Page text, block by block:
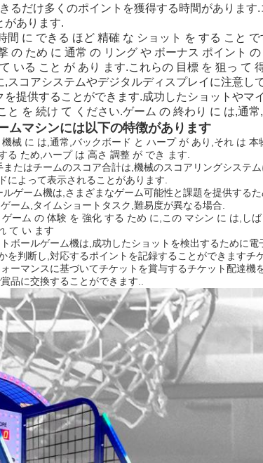
るだけ多くのポイントを獲得する時間がありま
があります.
間 に できる ほど 精確 な ショット を する こと で
の ため に 通常 の リング や ボーナス ポイント
いる こと が あり ます.これらの 目標 を 狙っ て
スコアシステムやデジタルディスプレイに注意し
提供することができます.成功したショットやマ
と を 続け て ください.ゲーム の 終わり に は,通
ムマシンには以下の特徴があります
械 に は,通常,バックボード と ハープ が あり,それ は
る ため,ハープ は 高さ 調整 が でき ます.
たはチームのスコア合計は,機械のスコアリングシステ
によって表示されることがあります.
ゲーム機は,さまざまなゲーム可能性と課題を提供する
ーム,タイムショートタスク,難易度が異なる場合.
ーム の 体験 を 強化 する ため に,この マシン に は,し
て い ます
ボールゲーム機は,成功したショットを検出するために
を判断し,対応するポイントを記録することができますチ
ーマンスに基づいてチケットを賞与するチケット配達機
品に交換することができます..